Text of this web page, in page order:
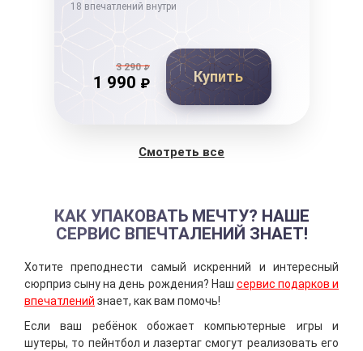
18 впечатлений внутри
3 290₽
1 990 ₽ Купить
Смотреть все
КАК УПАКОВАТЬ МЕЧТУ? НАШЕ
СЕРВИС ВПЕЧТАЛЕНИЙ ЗНАЕТ!
Хотите преподнести самый искренний и интересный
сюрприз сыну на день рождения? Наш сервис подарков и
впечатлений знает, как вам помочь!
Если ваш ребёнок обожает компьютерные игры и
шутеры, то пейнтбол и лазертаг смогут реализовать его